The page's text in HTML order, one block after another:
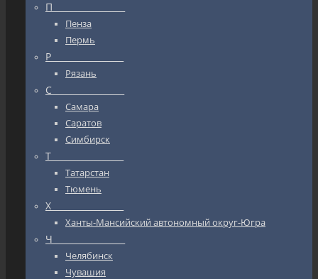
П_________________
Пенза
Пермь
Р_________________
Рязань
С_________________
Самара
Саратов
Симбирск
Т_________________
Татарстан
Тюмень
Х_________________
Ханты-Мансийский автономный округ-Югра
Ч_________________
Челябинск
Чувашия